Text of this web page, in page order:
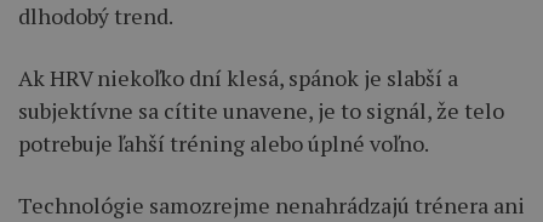
dlhodobý trend.
Ak HRV niekoľko dní klesá, spánok je slabší a
subjektívne sa cítite unavene, je to signál, že telo
potrebuje ľahší tréning alebo úplné voľno.
Technológie samozrejme nenahrádzajú trénera ani